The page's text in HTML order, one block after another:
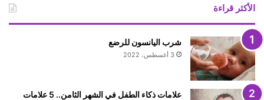
الأكثر قراءة
شرب اليانسون للرضع
3 أغسطس، 2022
علامات ذكاء الطفل في الشهر الثامن.. 5 علامات